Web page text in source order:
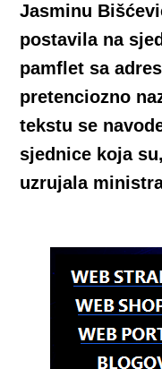
Jasminu
postavila na
pamflet sa
pretenciozno
tekstu se
sjednice koja
uzrujala